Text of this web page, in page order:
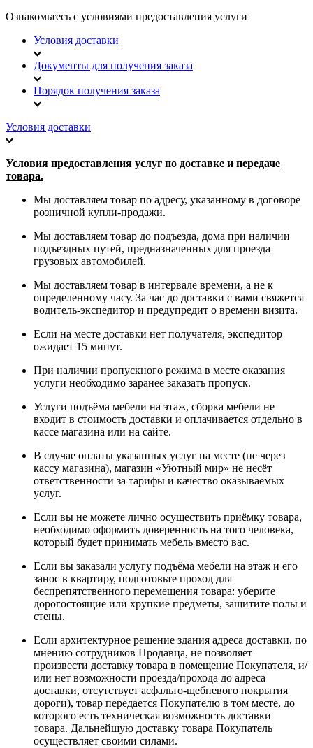
Ознакомьтесь с условиями предоставления услуги
Условия доставки
Документы для получения заказа
Порядок получения заказа
Условия доставки
Условия предоставления услуг по доставке и передаче
товара.
Мы доставляем товар по адресу, указанному в договоре
розничной купли-продажи.
Мы доставляем товар до подъезда, дома при наличии
подъездных путей, предназначенных для проезда
грузовых автомобилей.
Мы доставляем товар в интервале времени, а не к
определенному часу. За час до доставки с вами свяжется
водитель-экспедитор и предупредит о времени визита.
Если на месте доставки нет получателя, экспедитор
ожидает 15 минут.
При наличии пропускного режима в месте оказания
услуги необходимо заранее заказать пропуск.
Услуги подъёма мебели на этаж, сборка мебели не
входит в стоимость доставки и оплачивается отдельно в
кассе магазина или на сайте.
В случае оплаты указанных услуг на месте (не через
кассу магазина), магазин «Уютный мир» не несёт
ответственности за тарифы и качество оказываемых
услуг.
Если вы не можете лично осуществить приёмку товара,
необходимо оформить доверенность на того человека,
который будет принимать мебель вместо вас.
Если вы заказали услугу подъёма мебели на этаж и его
занос в квартиру, подготовьте проход для
беспрепятственного перемещения товара: уберите
дорогостоящие или хрупкие предметы, защитите полы и
стены.
Если архитектурное решение здания адреса доставки, по
мнению сотрудников Продавца, не позволяет
произвести доставку товара в помещение Покупателя, и/
или нет возможности проезда/прохода до адреса
доставки, отсутствует асфальто-щебневого покрытия
дороги), товар передается Покупателю в том месте, до
которого есть техническая возможность доставки
товара. Дальнейшую доставку товара Покупатель
осуществляет своими силами.